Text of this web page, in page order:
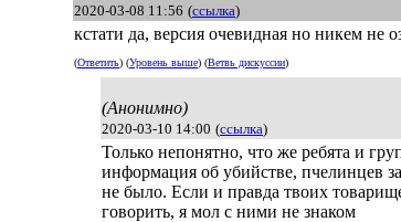
2020-03-08 11:56 (ссылка)
кстати да, версия очевидная но никем не
(Ответить) (Уровень выше) (Ветвь дискуссии)
(Анонимно)
2020-03-10 14:00 (ссылка)
Только непонятно, что же ребята и
информация об убийстве, пчелинцев
не было. Если и правда твоих
говорить, я мол с ними не знаком